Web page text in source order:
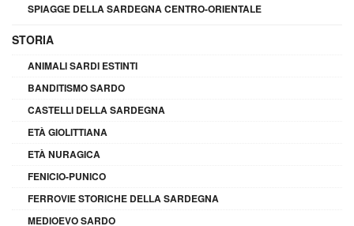
SPIAGGE DELLA SARDEGNA CENTRO-ORIENTALE
STORIA
ANIMALI SARDI ESTINTI
BANDITISMO SARDO
CASTELLI DELLA SARDEGNA
ETÀ GIOLITTIANA
ETÀ NURAGICA
FENICIO-PUNICO
FERROVIE STORICHE DELLA SARDEGNA
MEDIOEVO SARDO